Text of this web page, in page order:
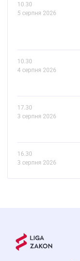
10.30
5 серпня 2026
10.30
4 серпня 2026
17.30
3 серпня 2026
16.30
3 серпня 2026